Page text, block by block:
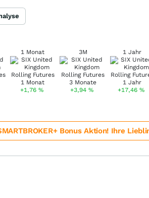
1 Monat
+1,76 %
3M
+3,94%
1 Jahr
+17,46%
Bonus Aktion! Ihre